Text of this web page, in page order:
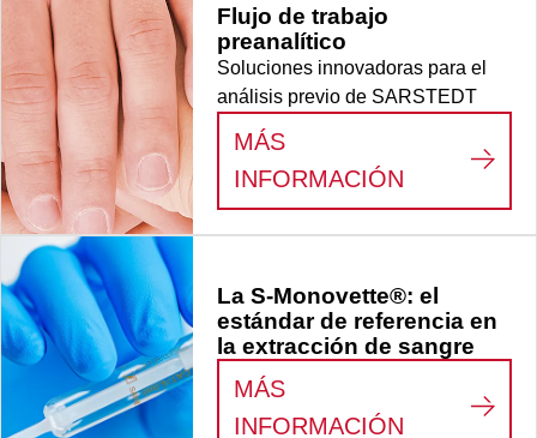
Flujo de trabajo
preanalítico
Soluciones innovadoras para el
análisis previo de SARSTEDT
MÁS
INFORMACIÓN
FLUJO
La S-Monovette®: el
estándar de referencia en
la extracción de sangre
MÁS
INFORMACIÓN
LA S-